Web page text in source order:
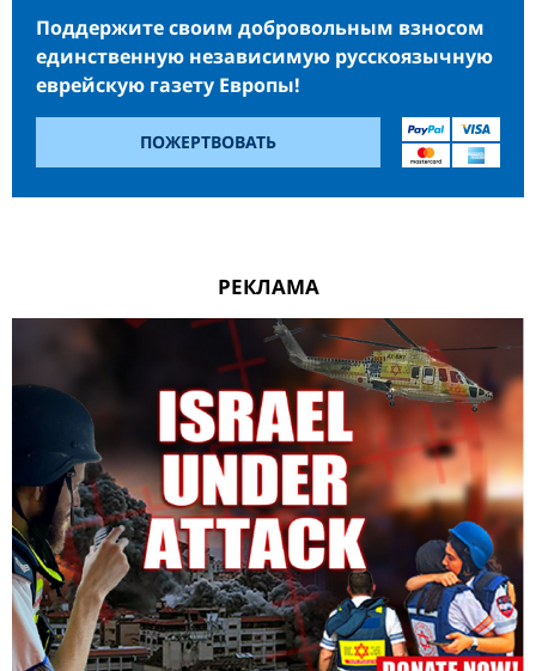
Поддержите своим добровольным взносом
единственную независимую русскоязычную
еврейскую газету Европы!
ПОЖЕРТВОВАТЬ
РЕКЛАМА